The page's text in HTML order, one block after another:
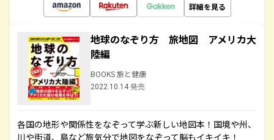
詳細を見る
地球のなぞり方 旅地図 アメリカ大
陸編
BOOKS 旅と健康
2022.10.14 発売
各国の地形や関係性をなぞって学ぶ新しい地図本！国境や州、
川や街道、島など旅気分で地図をなぞって脳もイキイキ！